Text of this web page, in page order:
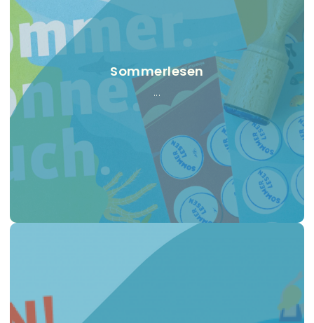
Sommerlesen
...